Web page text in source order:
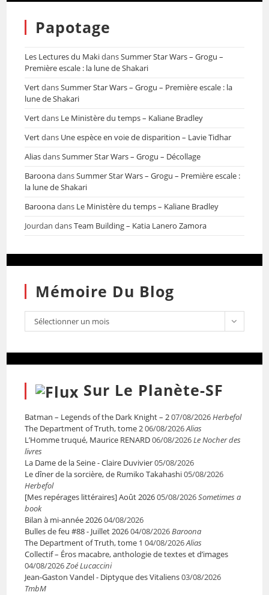
Papotage
Les Lectures du MakidansSummer Star Wars – Grogu –
Première escale : la lune de Shakari
VertdansSummer Star Wars – Grogu – Première escale : la
lune de Shakari
Vertdans Le Ministère du temps – Kaliane Bradley
Vertdans Une espèce en voie de disparition – Lavie Tidhar
AliasdansSummer Star Wars – Grogu – Décollage
BaroonadansSummer Star Wars – Grogu – Première escale :
la lune de Shakari
Baroonadans Le Ministère du temps – Kaliane Bradley
Jourdan dansTeam Building – Katia Lanero Zamora
Mémoire Du Blog
Sélectionner un mois
Sur Le Planète-SF
Batman – Legends of the Dark Knight – 207/08/2026Herbefol
The Department of Truth, tome 206/08/2026Alias
L’Homme truqué, Maurice RENARD06/08/2026Le Nocher des
livres
La Dame de la Seine - Claire Duvivier05/08/2026
Le dîner de la sorcière, de Rumiko Takahashi05/08/2026
Herbefol
[Mes repérages littéraires] Août 202605/08/2026Sometimes a
book
Bilan à mi-année 202604/08/2026
Bulles de feu #88 - Juillet 202604/08/2026Baroona
The Department of Truth, tome 1 04/08/2026Alias
Collectif – Éros macabre, anthologie de textes et d’images
04/08/2026Zoé Lucaccini
Jean-Gaston Vandel - Diptyque des Vitaliens03/08/2026
TmbM